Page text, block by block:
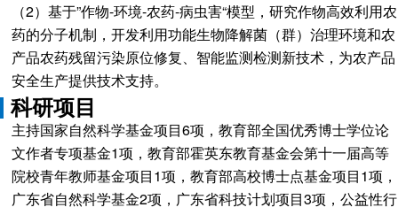
（2）基于”作物-环境-农药-病虫害“模型，研究作物高效利用农
药的分子机制，开发利用功能生物降解菌（群）治理环境和农
产品农药残留污染原位修复、智能监测检测新技术，为农产品
安全生产提供技术支持。
科研项目
主持国家自然科学基金项目6项，教育部全国优秀博士学位论
文作者专项基金1项，教育部霍英东教育基金会第十一届高等
院校青年教师基金项目1项，教育部高校博士点基金项目1项，
广东省自然科学基金2项，广东省科技计划项目3项，公益性行